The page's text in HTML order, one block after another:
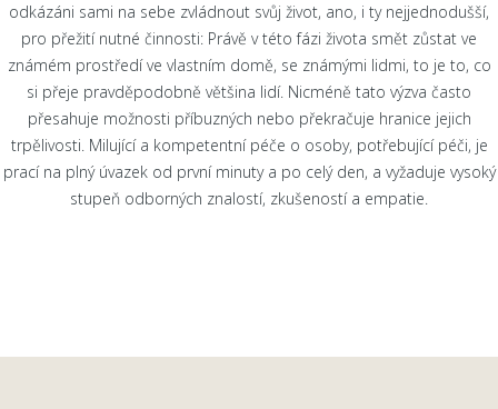
odkázáni sami na sebe zvládnout svůj život, ano, i ty nejjednodušší,
pro přežití nutné činnosti: Právě v této fázi života smět zůstat ve
známém prostředí ve vlastním domě, se známými lidmi, to je to, co
si přeje pravděpodobně většina lidí. Nicméně tato výzva často
přesahuje možnosti příbuzných nebo překračuje hranice jejich
trpělivosti. Milující a kompetentní péče o osoby, potřebující péči, je
prací na plný úvazek od první minuty a po celý den, a vyžaduje vysoký
stupeň odborných znalostí, zkušeností a empatie.